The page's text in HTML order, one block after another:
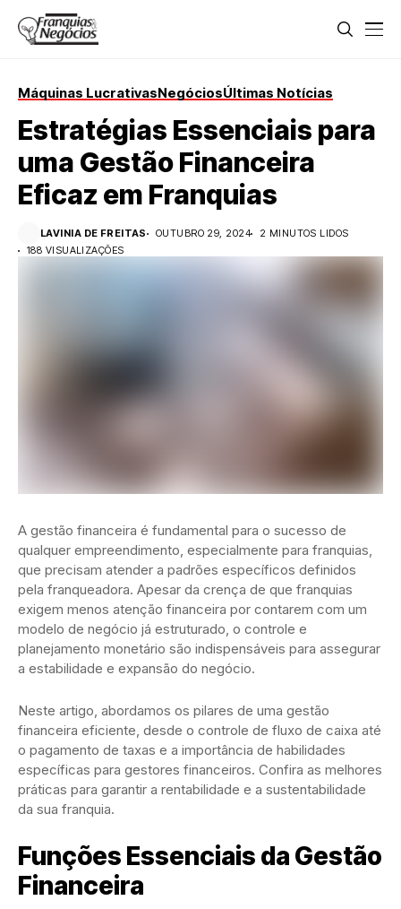
Máquinas LucrativasNegóciosÚltimas Notícias
Estratégias Essenciais para
uma Gestão Financeira
Eficaz em Franquias
LAVINIA DE FREITAS OUTUBRO 29, 2024
2 MINUTOS LIDOS
188 VISUALIZAÇÕES
A gestão financeira é fundamental para o sucesso de
qualquer empreendimento, especialmente para franquias,
que precisam atender a padrões específicos definidos
pela franqueadora. Apesar da crença de que franquias
exigem menos atenção financeira por contarem com um
modelo de negócio já estruturado, o controle e
planejamento monetário são indispensáveis para assegurar
a estabilidade e expansão do negócio.
Neste artigo, abordamos os pilares de uma gestão
financeira eficiente, desde o controle de fluxo de caixa até
o pagamento de taxas e a importância de habilidades
específicas para gestores financeiros. Confira as melhores
práticas para garantir a rentabilidade e a sustentabilidade
da sua franquia.
Funções Essenciais da Gestão
Financeira